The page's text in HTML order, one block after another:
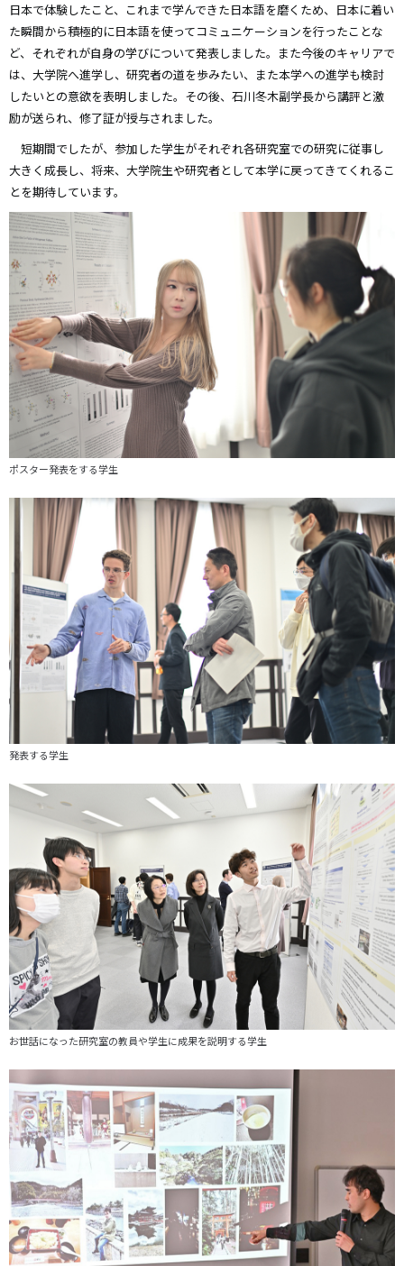
日本で体験したこと、これまで学んできた日本語を磨くため、日本に着い
た瞬間から積極的に日本語を使ってコミュニケーションを行ったことな
ど、それぞれが自身の学びについて発表しました。また今後のキャリアで
は、大学院へ進学し、研究者の道を歩みたい、また本学への進学も検討
したいとの意欲を表明しました。その後、石川冬木副学長から講評と激
励が送られ、修了証が授与されました。
短期間でしたが、参加した学生がそれぞれ各研究室での研究に従事し
大きく成長し、将来、大学院生や研究者として本学に戻ってきてくれるこ
とを期待しています。
ポスター発表をする学生
発表する学生
お世話になった研究室の教員や学生に成果を説明する学生